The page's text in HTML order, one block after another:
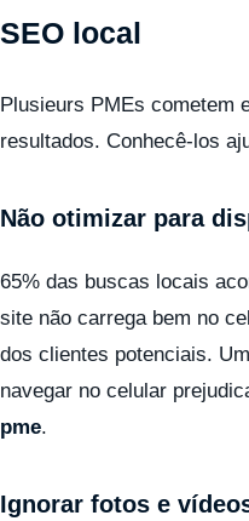
SEO local
Plusieurs PMEs cometem
resultados. Conhecê-los
Não otimizar para
65% das buscas locais
site não carrega bem no
dos clientes potenciais.
navegar no celular
pme.
Ignorar fotos e